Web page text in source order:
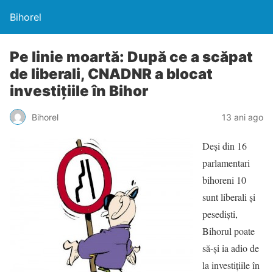
Bihorel
Pe linie moartă: După ce a scăpat
de liberali, CNADNR a blocat
investiţiile în Bihor
Bihorel 13 ani ago
Deşi din 16
parlamentari
bihoreni 10
sunt liberali şi
pesedişti,
Bihorul poate
să-şi ia adio de
la investiţiile în